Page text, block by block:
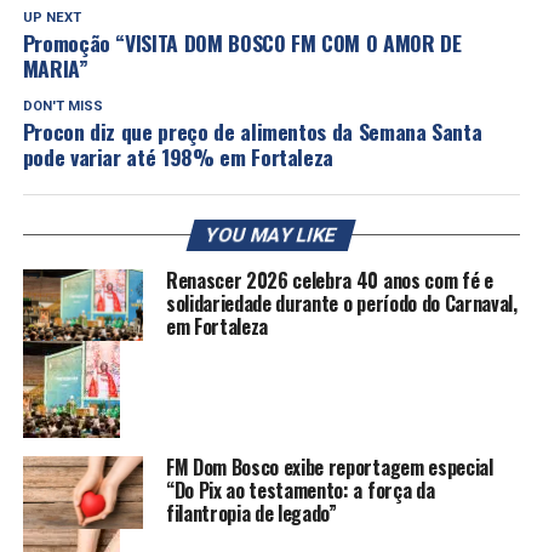
UP NEXT
Promoção “VISITA DOM BOSCO FM COM O AMOR DE
MARIA”
DON'T MISS
Procon diz que preço de alimentos da Semana Santa
pode variar até 198% em Fortaleza
YOU MAY LIKE
Renascer 2026 celebra 40 anos com fé e
solidariedade durante o período do Carnaval,
em Fortaleza
FM Dom Bosco exibe reportagem especial
“Do Pix ao testamento: a força da
filantropia de legado”